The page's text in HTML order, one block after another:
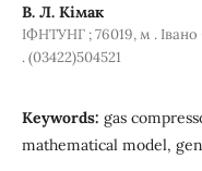
В. Л. Кімак
ІФНТУНГ ; 76019, м . Івано
. (03422)504521
Keywords: gas
mathematical model,